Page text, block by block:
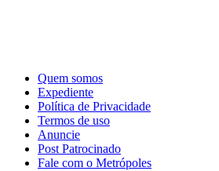
Quem somos
Expediente
Política de Privacidade
Termos de uso
Anuncie
Post Patrocinado
Fale com o Metrópoles